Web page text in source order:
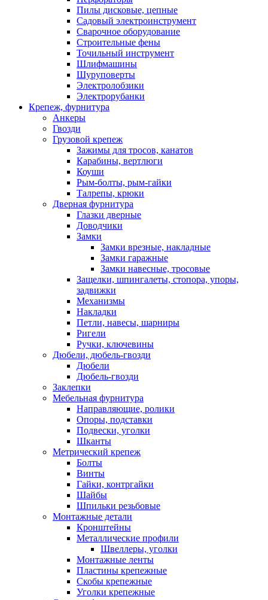
Пилы дисковые, цепные
Садовый электроинструмент
Сварочное оборудование
Строительные фены
Точильный инструмент
Шлифмашины
Шуруповерты
Электролобзики
Электрорубанки
Крепеж, фурнитура
Анкеры
Гвозди
Грузовой крепеж
Зажимы для тросов, канатов
Карабины, вертлюги
Коуши
Рым-болты, рым-гайки
Талрепы, крюки
Дверная фурнитура
Глазки дверные
Доводчики
Замки
Замки врезные, накладные
Замки гаражные
Замки навесные, тросовые
Защелки, шпингалеты, стопора, упоры,
задвижки
Механизмы
Накладки
Петли, навесы, шарниры
Ригели
Ручки, ключевины
Дюбели, дюбель-гвозди
Дюбели
Дюбель-гвозди
Заклепки
Мебельная фурнитура
Направляющие, ролики
Опоры, подставки
Подвески, уголки
Шканты
Метрический крепеж
Болты
Винты
Гайки, контргайки
Шайбы
Шпильки резьбовые
Монтажные детали
Кронштейны
Металлические профили
Швеллеры, уголки
Монтажные ленты
Пластины крепежные
Скобы крепежные
Уголки крепежные